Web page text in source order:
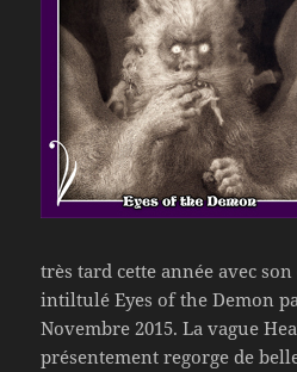
très tard cette année avec
intiltulé Eyes of the Demon
Novembre 2015. La vague
présentement regorge de